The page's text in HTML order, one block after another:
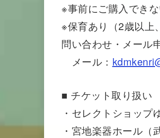
※事前にご購入でき
※保育あり（2歳以上
問い合わせ・メール
メール：
■ チケット取り扱い
・セレクトショップ
・宮地楽器ホール（